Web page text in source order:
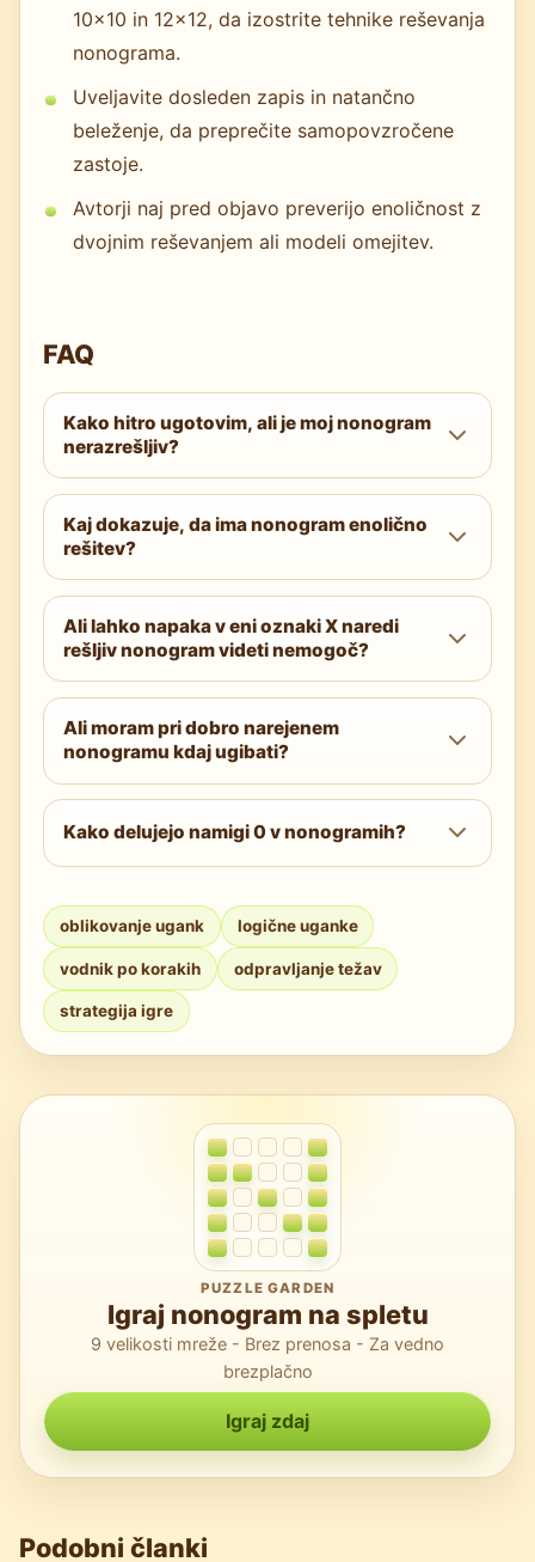
10×10 in 12×12, da izostrite tehnike reševanja
nonograma.
Uveljavite dosleden zapis in natančno
beleženje, da preprečite samopovzročene
zastoje.
Avtorji naj pred objavo preverijo enoličnost z
dvojnim reševanjem ali modeli omejitev.
FAQ
Kako hitro ugotovim, ali je moj nonogram
nerazrešljiv?
Na vsaki vrstici izvedite preizkus dolžine:
vsota zaporedij in obveznih presledkov ne
sme preseči dolžine vrstice. Če katera koli
Kaj dokazuje, da ima nonogram enolično
rešitev?
Dva različna vrstna reda reševanja morata
pripeljati do iste mreže, ali pa mora model
SAT/ILP vrniti natanko eno zadovoljivo
rešitev.
Ali lahko napaka v eni oznaki X naredi
rešljiv nonogram videti nemogoč?
Da. Ena sama napaka za eno celico ali
napačno postavljen X lahko blokira veljavne
zapolnitve. Preglejte nedavne poteze,
popravite štetje in znova preverite preseke.
Ali moram pri dobro narejenem
nonogramu kdaj ugibati?
Ne. Kakovostne uganke so zasnovane za
reševanje samo z logiko, čeprav so lahko
potrebne napredne tehnike, kot sta
Kako delujejo namigi 0 v nonogramih?
celotna vrstica prazna. Takoj označite vse
celice kot prazne, da povečate širjenje
sklepov.
oblikovanje ugank logične uganke
vodnik po korakih odpravljanje težav
strategija igre
PUZZLE GARDEN
Igraj nonogram na spletu
9 velikosti mreže - Brez prenosa - Za vedno
brezplačno
Igraj zdaj
Podobni članki